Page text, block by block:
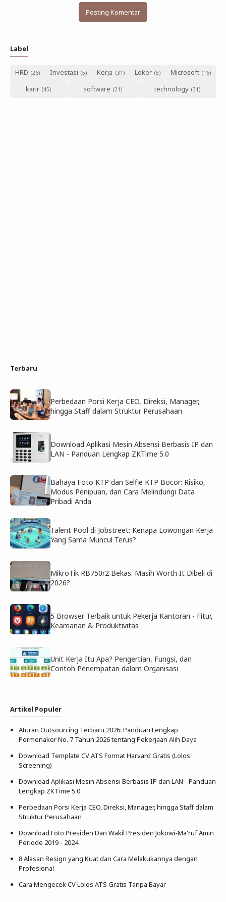
Posting Komentar
Label
HRD Investasi Kerja Loker
Microsoft
karir
software technology
Terbaru
Perbedaan Porsi Kerja CEO, Direksi, Manager,
hingga Staff dalam Struktur Perusahaan
Download Aplikasi Mesin Absensi Berbasis IP dan
LAN - Panduan Lengkap ZKTime 5.0
Bahaya Foto KTP dan Selfie KTP Bocor: Risiko,
Modus Penipuan, dan Cara Melindungi Data
Pribadi Anda
Talent Pool di Jobstreet: Kenapa Lowongan Kerja
Yang Sama Muncul Terus?
MikroTik RB750r2 Bekas: Masih Worth It Dibeli di
2026?
5 Browser Terbaik untuk Pekerja Kantoran - Fitur,
Keamanan & Produktivitas
Unit Kerja Itu Apa? Pengertian, Fungsi, dan
Contoh Penempatan dalam Organisasi
Artikel Populer
Aturan Outsourcing Terbaru 2026: Panduan Lengkap
Permenaker No. 7 Tahun 2026 tentang Pekerjaan Alih Daya
Download Template CV ATS Format Harvard Gratis (Lolos
Screening)
Download Aplikasi Mesin Absensi Berbasis IP dan LAN - Panduan
Lengkap ZKTime 5.0
Perbedaan Porsi Kerja CEO, Direksi, Manager, hingga Staff dalam
Struktur Perusahaan
Download Foto Presiden Dan Wakil Presiden Jokowi-Ma'ruf Amin
Periode 2019 - 2024
8 Alasan Resign yang Kuat dan Cara Melakukannya dengan
Profesional
Cara Mengecek CV Lolos ATS Gratis Tanpa Bayar